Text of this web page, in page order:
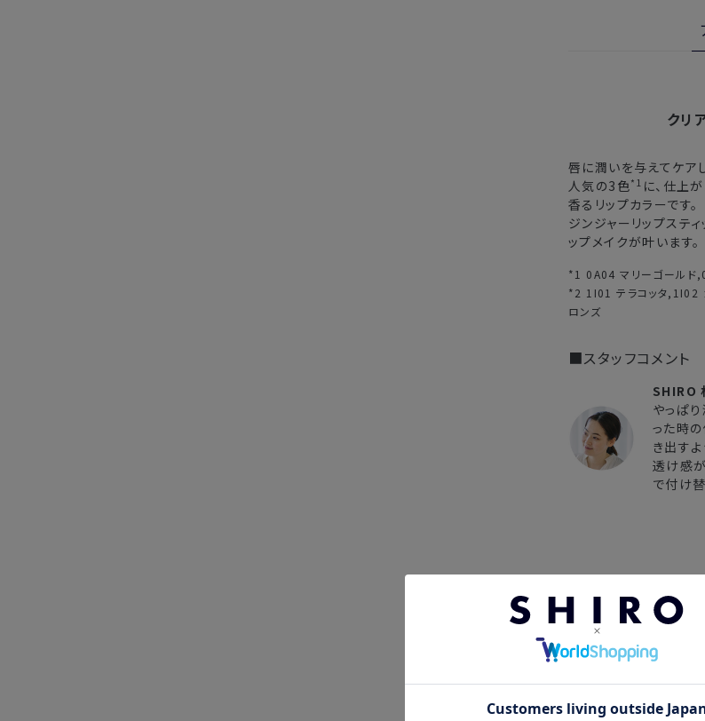
注文後、お届けま
中国・四国・九州
沖縄県・離島
・交通状況や天候に
・ラッピングのご注
・複数製品購入によ
からご
入の場合、購入日の翌
クリ
唇に潤いを与えてケア
人気の3色*1 に、仕上
香るリップカラーです。
ジンジャーリップステ
ップメイクが叶います。
*1 0A04 マリーゴールド
*2 1I01 テラコッタ,1I02
ロンズ
■スタッフコメント
SHIRO
やっぱ
った時
き出す
透け感
で付け
4.61